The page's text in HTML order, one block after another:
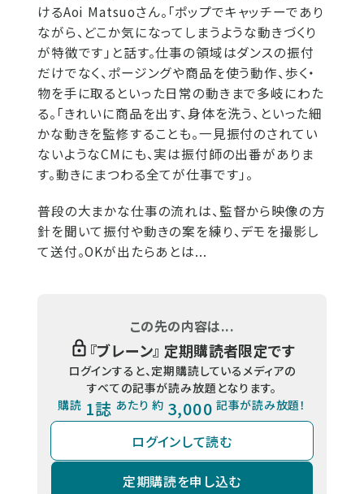
けるAoi Matsuoさん。「ポップでキャッチーであり
ながら、どこか気になってしまうような動きづくり
が特徴です」と話す。仕事の領域はダンスの振付
だけでなく、ポージングや商品を使う動作、歩く・
物を手に取るといった日常の動きまで多岐にわた
る。「きれいに商品を出す、身体を洗う、といった細
かな動きを監修することも。一見振付のされてい
ないようなCMにも、実は振付師の出番がありま
す。動きにまつわる全てが仕事です」。
普段の大まかな仕事の流れは、監督から映像の方
針を聞いて振付や動きの案を練り、デモを撮影し
て送付。OKが出たらあとは...
この先の内容は...
『ブレーン』 定期購読者限定です
ログインすると、定期購読しているメディアの
すべての記事が読み放題となります。
購読 1誌 あたり 約 3,000 記事が読み放題！
ログインして読む
定期購読を申し込む